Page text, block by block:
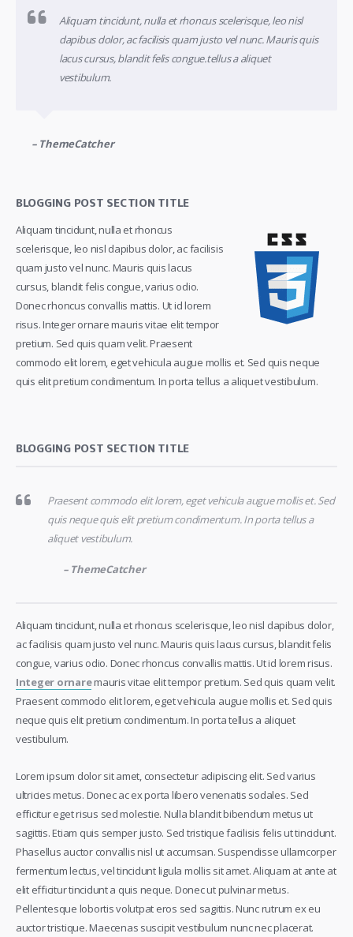
Aliquam tincidunt, nulla et rhoncus scelerisque, leo nisl
dapibus dolor, ac facilisis quam justo vel nunc. Mauris quis
lacus cursus, blandit felis congue.tellus a aliquet
vestibulum.
– ThemeCatcher
BLOGGING POST SECTION TITLE
Aliquam tincidunt, nulla et rhoncus
scelerisque, leo nisl dapibus dolor, ac facilisis
quam justo vel nunc. Mauris quis lacus
cursus, blandit felis congue, varius odio.
Donec rhoncus convallis mattis. Ut id lorem
risus. Integer ornare mauris vitae elit tempor
pretium. Sed quis quam velit. Praesent
commodo elit lorem, eget vehicula augue mollis et. Sed quis neque
quis elit pretium condimentum. In porta tellus a aliquet vestibulum.
BLOGGING POST SECTION TITLE
Praesent commodo elit lorem, eget vehicula augue mollis et. Sed
quis neque quis elit pretium condimentum. In porta tellus a
aliquet vestibulum.
– ThemeCatcher
Aliquam tincidunt, nulla et rhoncus scelerisque, leo nisl dapibus dolor,
ac facilisis quam justo vel nunc. Mauris quis lacus cursus, blandit felis
congue, varius odio. Donec rhoncus convallis mattis. Ut id lorem risus.
Integer ornaremauris vitae elit tempor pretium. Sed quis quam velit.
Praesent commodo elit lorem, eget vehicula augue mollis et. Sed quis
neque quis elit pretium condimentum. In porta tellus a aliquet
vestibulum.
Lorem ipsum dolor sit amet, consectetur adipiscing elit. Sed varius
ultricies metus. Donec ac ex porta libero venenatis sodales. Sed
efficitur eget risus sed molestie. Nulla blandit bibendum metus ut
sagittis. Etiam quis semper justo. Sed tristique facilisis felis ut tincidunt.
Phasellus auctor convallis nisl ut accumsan. Suspendisse ullamcorper
fermentum lectus, vel tincidunt ligula mollis sit amet. Aliquam at ante at
elit efficitur tincidunt a quis neque. Donec ut pulvinar metus.
Pellentesque lobortis volutpat eros sed sagittis. Nunc rutrum ex eu
auctor tristique. Maecenas suscipit vestibulum nunc nec placerat.